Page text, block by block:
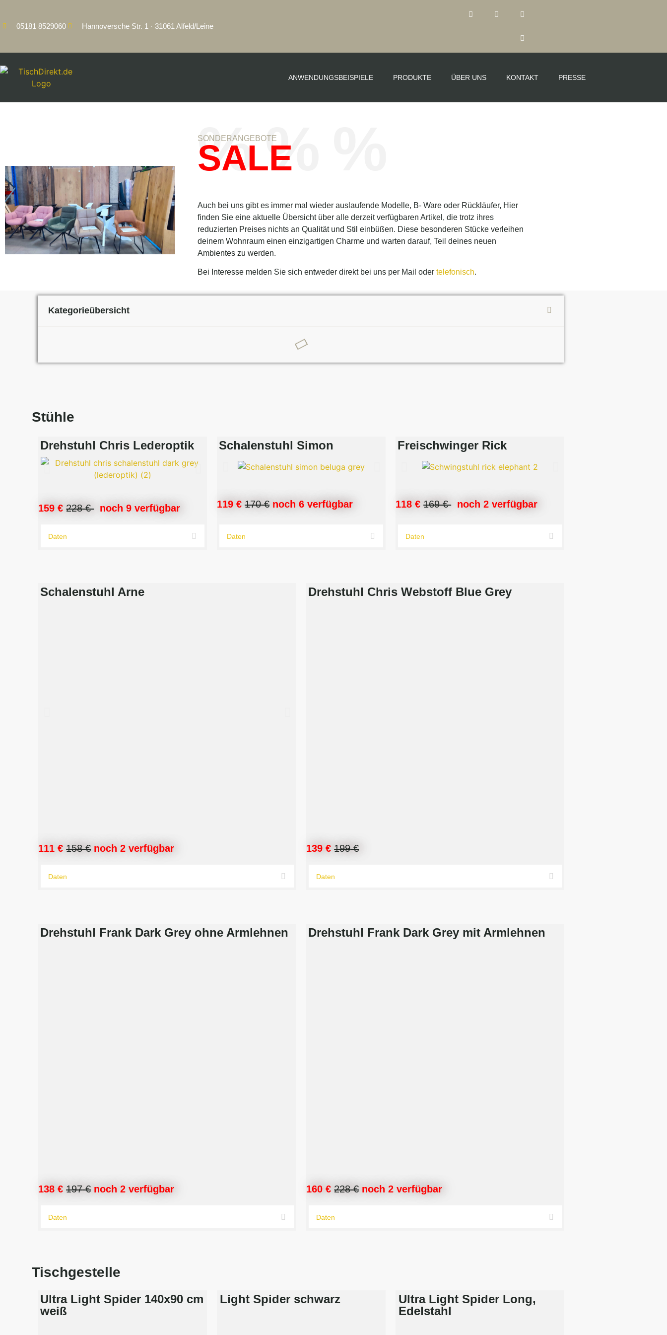
05181 8529060 Hannoversche Str. 1 · 31061 Alfeld/Leine
ANWENDUNGSBEISPIELE PRODUKTE ÜBER UNS KONTAKT PRESSE
SONDERANGEBOTE
% % %
SALE
Auch bei uns gibt es immer mal wieder auslaufende Modelle, B- Ware oder Rückläufer, Hier
finden Sie eine aktuelle Übersicht über alle derzeit verfügbaren Artikel, die trotz ihres
reduzierten Preises nichts an Qualität und Stil einbüßen. Diese besonderen Stücke verleihen
deinem Wohnraum einen einzigartigen Charme und warten darauf, Teil deines neuen
Ambientes zu werden.
Bei Interesse melden Sie sich entweder direkt bei uns per Mail oder telefonisch.
Kategorieübersicht
Stühle
Drehstuhl Chris Lederoptik
159 €228€ noch 9 verfügbar
Daten
Schalenstuhl Simon
119 €170€ noch 6 verfügbar
Daten
Freischwinger Rick
118 €169 € noch 2 verfügbar
Daten
Schalenstuhl Arne
111 €158 € noch 2 verfügbar
Daten
Drehstuhl Chris Webstoff Blue Grey
139 €199€
Daten
Drehstuhl Frank Dark Grey ohne Armlehnen
138 €197€ noch 2 verfügbar
Daten
Drehstuhl Frank Dark Grey mit Armlehnen
160 €228€ noch 2 verfügbar
Daten
Tischgestelle
Ultra Light Spider 140x90 cm
weiß
Light Spider schwarz
Ultra Light Spider Long,
Edelstahl